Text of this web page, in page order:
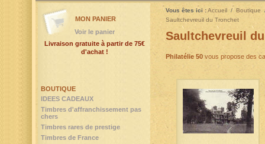
Vous êtes ici :Accueil / Boutique
Saultchevreuil du Tronchet
Saultchevreuil
Philatélie 50 vous propose des
BOUTIQUE
IDEES CADEAUX
Timbres d'affranchissement pas
chers
Timbres rares de prestige
Timbres de France
MON PANIER
Voir le panier
Livraison gratuite à partir de 75€
d'achat !